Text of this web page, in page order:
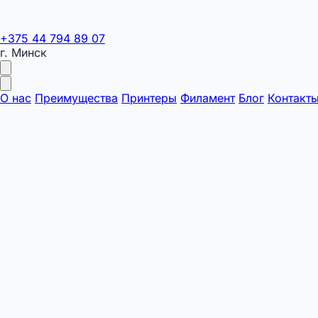
+375 44 794 89 07
г. Минск
О нас Преимущества Принтеры Филамент Блог